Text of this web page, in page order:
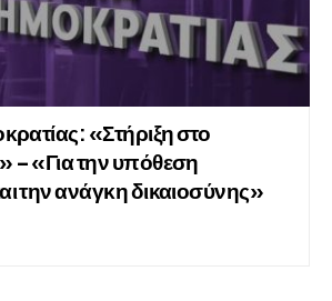
«Στήριξη στο
«Για την υπόθεση
την ανάγκη δικαιοσύνης»